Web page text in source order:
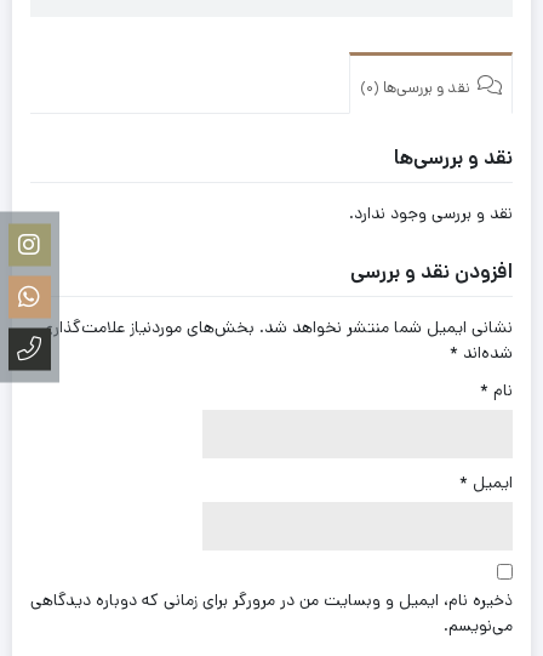
نقد و بررسی‌ها (0)
نقد و بررسی‌ها
نقد و بررسی وجود ندارد.
افزودن نقد و بررسی
نشانی ایمیل شما منتشر نخواهد شد. بخش‌های موردنیاز علامت‌گذاری
شده‌اند *
نام *
ایمیل *
ذخیره نام، ایمیل و وبسایت من در مرورگر برای زمانی که دوباره دیدگاهی
می‌نویسم.